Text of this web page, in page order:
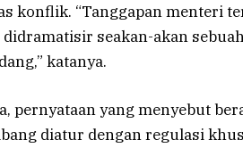
konflik. “Tanggapan menteri
seakan-akan
katanya.
pernyataan yang menyebut
diatur dengan regulasi